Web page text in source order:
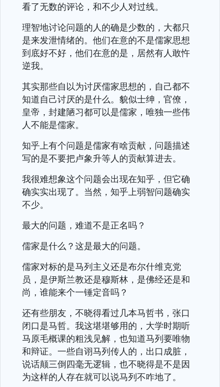
看了无数的评论，和不少人对过线。
理智地讨论问题的人的确是少数的，大都只
是来发泄情绪的。他们在意的不是儒家思想
到底好不好，他们在意的是，居然有人敢忤
逆我。
其实那些自以为讨厌儒家思想的，自己都不
知道自己讨厌的是什么。貌似士绅，官僚，
皇帝，封建陋习都可以是儒家，唯独一些伟
人不能是儒家。
知乎上有个问题是儒家有啥贡献，问题描述
写的是不要把卢象升等人的贡献算进去。
我很难想象这个问题会出现在知乎，但它确
确实实出现了。当然，知乎上弱智问题确实
不少。
最大的问题，难道不是正名吗？
儒家是什么？这是最大的问题。
儒家对标的是马列主义还是布尔什维克党
员，是伊斯兰教还是穆斯林，是佛经还是和
尚，谁能来个一锤定音吗？
还有些朋友，不晓得看过几本马哲书，张口
闭口是马哲。我这堪堪够用的，大学时期听
马原毛概课的粗浅见解，也知道马列要唯物
和辩证。一些自诩马列传人的，出口成脏，
说话颠三倒四毫无逻辑，也不晓得是不是因
为这样的人存在就可以说马列不咋地了。